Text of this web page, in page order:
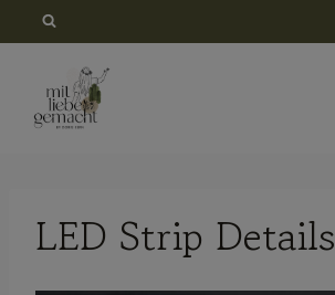
springen
LED Strip Details